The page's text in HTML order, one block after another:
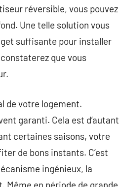
réversible, vous pouvez
Une telle solution vous
suffisante pour installer
que vous
de votre logement.
garanti. Cela est d’autant
certaines saisons, votre
de bons instants. C’est
ingénieux, la